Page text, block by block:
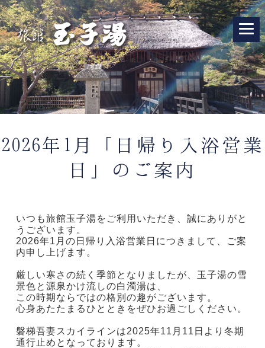
2026年1月「日帰り入浴営業
日」のご案内
いつも旅館玉子湯をご利用いただき、誠にありがと
うございます。
2026年1月の日帰り入浴営業日につきまして、ご案
内申し上げます。
厳しい寒さの続く季節となりましたが、玉子湯の雪
景色と源泉かけ流しの白濁湯は、
この時期ならではの格別の趣がございます。
心身あたたまるひとときをぜひお過ごしください。
磐梯吾妻スカイラインは2025年11月11日より冬期
通行止めとなっております。